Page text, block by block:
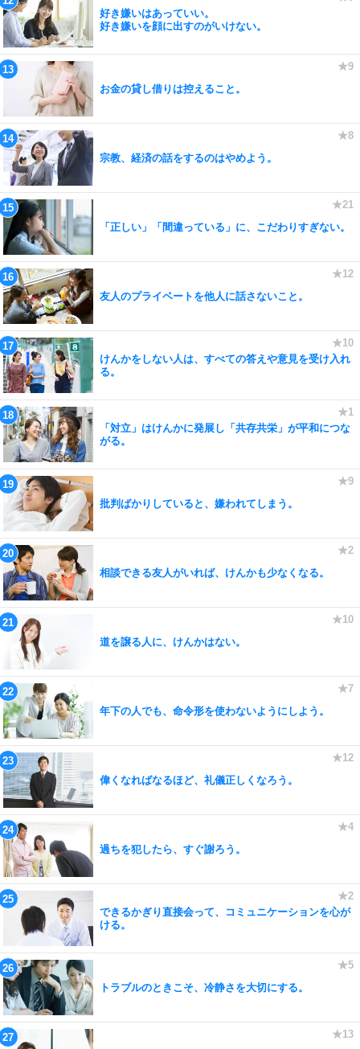
好き嫌いはあっていい。
好き嫌いを顔に出すのがいけない。
お金の貸し借りは控えること。
宗教、経済の話をするのはやめよう。
「正しい」「間違っている」に、こだわりすぎない。
友人のプライベートを他人に話さないこと。
けんかをしない人は、すべての答えや意見を受け入れ
る。
「対立」はけんかに発展し「共存共栄」が平和につな
がる。
批判ばかりしていると、嫌われてしまう。
相談できる友人がいれば、けんかも少なくなる。
道を譲る人に、けんかはない。
年下の人でも、命令形を使わないようにしよう。
偉くなればなるほど、礼儀正しくなろう。
過ちを犯したら、すぐ謝ろう。
できるかぎり直接会って、コミュニケーションを心が
ける。
トラブルのときこそ、冷静さを大切にする。